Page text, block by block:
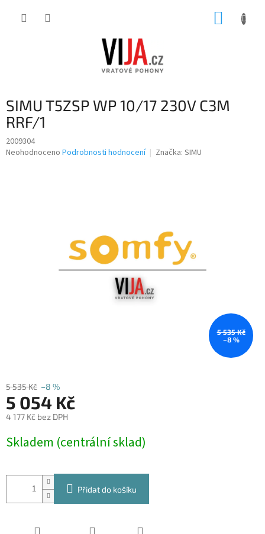
SIMU T5ZSP WP 10/17 230V C3M
RRF/1
2009304
Průměrné
Neohodnoceno Podrobnosti hodnocení Značka: SIMU
5 535 Kč
–8 %
5 535 Kč –8 %
5 054 Kč
4 177 Kč bez DPH
cena:
Skladem (centrální sklad)
Přidat do košíku